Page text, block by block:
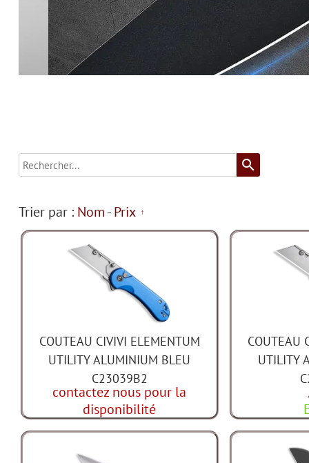
search
Trier par : Nom-Prix
COUTEAU CIVIVI ELEMENTUM
UTILITY ALUMINIUM BLEU
C23039B2
contactez nous pour la
disponibilité
COUTEAU
UTILITY